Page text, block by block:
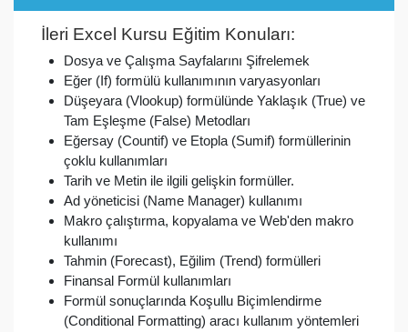
İleri Excel Kursu Eğitim Konuları:
Dosya ve Çalışma Sayfalarını Şifrelemek
Eğer (If) formülü kullanımının varyasyonları
Düşeyara (Vlookup) formülünde Yaklaşık (True) ve
Tam Eşleşme (False) Metodları
Eğersay (Countif) ve Etopla (Sumif) formüllerinin
çoklu kullanımları
Tarih ve Metin ile ilgili gelişkin formüller.
Ad yöneticisi (Name Manager) kullanımı
Makro çalıştırma, kopyalama ve Web'den makro
kullanımı
Tahmin (Forecast), Eğilim (Trend) formülleri
Finansal Formül kullanımları
Formül sonuçlarında Koşullu Biçimlendirme
(Conditional Formatting) aracı kullanım yöntemleri